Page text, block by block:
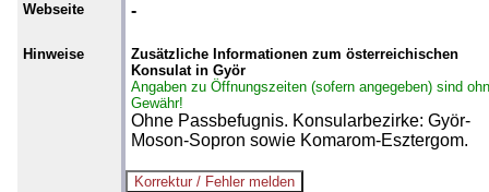
Webseite -
Hinweise
Zusätzliche Informationen zum österreichischen
Konsulat in Györ
Angaben zu Öffnungszeiten (sofern angegeben) sind
Gewähr!
Ohne Passbefugnis. Konsularbezirke: Györ-
Moson-Sopron sowie Komarom-Esztergom.